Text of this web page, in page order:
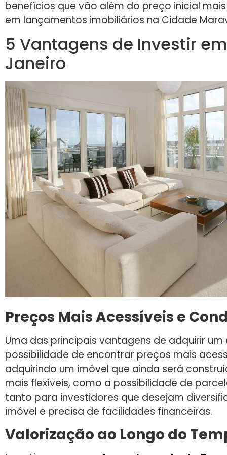
benefícios que vão além do preço inicial
em lançamentos imobiliários na Cidade
5 Vantagens de Investir
Janeiro
Preços Mais Acessíveis e
Uma das principais vantagens de adquirir um
possibilidade de encontrar preços mais
adquirindo um imóvel que ainda será
mais flexíveis, como a possibilidade de
tanto para investidores que desejam
imóvel e precisa de facilidades financeiras.
Valorização ao Longo do